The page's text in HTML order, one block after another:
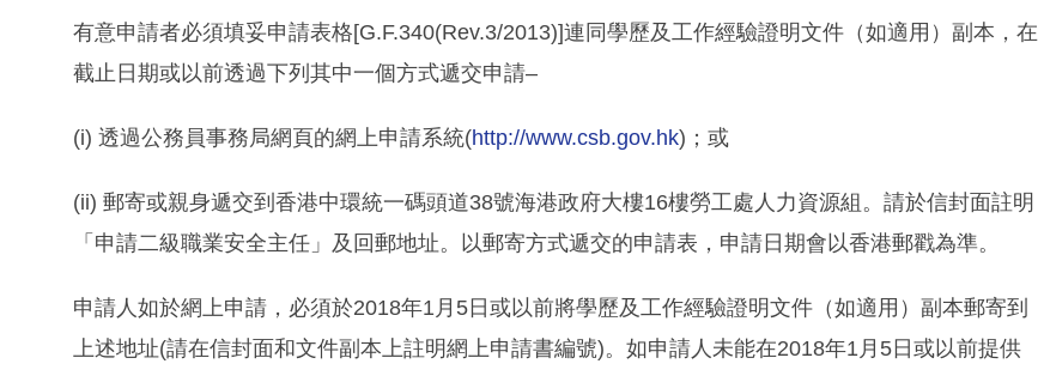
有意申請者必須填妥申請表格[G.F.340(Rev.3/2013)]連同學歷及工作經驗證明文件（如適用）副本，在
截止日期或以前透過下列其中一個方式遞交申請–
(i) 透過公務員事務局網頁的網上申請系統(http://www.csb.gov.hk)；或
(ii) 郵寄或親身遞交到香港中環統一碼頭道38號海港政府大樓16樓勞工處人力資源組。請於信封面註明
「申請二級職業安全主任」及回郵地址。以郵寄方式遞交的申請表，申請日期會以香港郵戳為準。
申請人如於網上申請，必須於2018年1月5日或以前將學歷及工作經驗證明文件（如適用）副本郵寄到
上述地址(請在信封面和文件副本上註明網上申請書編號)。如申請人未能在2018年1月5日或以前提供